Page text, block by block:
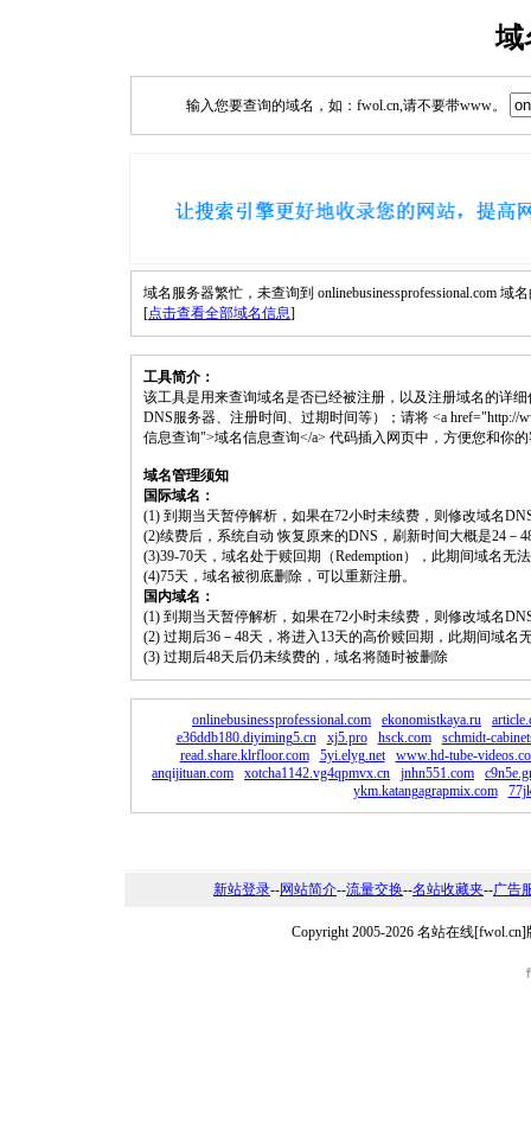
域
输入您要查询的域名，如：fwol.cn,请不要带www。
域名服务器繁忙，未查询到 onlinebusinessprofessional.com 域
[点击查看全部域名信息]
工具简介：
该工具是用来查询域名是否已经被注册，以及注册域名的详
DNS服务器、注册时间、过期时间等）；请将 <a href="http://
信息查询">域名信息查询</a> 代码插入网页中，方便您和你
域名管理须知
国际域名：
(1) 到期当天暂停解析，如果在72小时未续费，则修改域名
(2)续费后，系统自动 恢复原来的DNS，刷新时间大概是24－
(3)39-70天，域名处于赎回期（Redemption），此期间域名无
(4)75天，域名被彻底删除，可以重新注册。
国内域名：
(1) 到期当天暂停解析，如果在72小时未续费，则修改域名
(2) 过期后36－48天，将进入13天的高价赎回期，此期间域名
(3) 过期后48天后仍未续费的，域名将随时被删除
onlinebusinessprofessional.com ekonomistkaya.ru
e36ddb180.diyiming5.cn
xj5.pro hsck.com
schmidt-
read.share.klrfloor.com
5yi.elyg.net
www.hd-tube-
anqijituan.com
xotcha1142.vg4qpmvx.cn jnhn551.com
ykm.katangagrapmix.com
新站登录--网站简介--流量交换--名站收藏夹--广告
Copyright 2005-2026 名站在线